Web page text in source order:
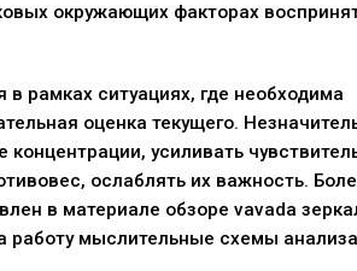
окружающих факторах
рамках ситуациях, где необходима
оценка текущего.
усиливать
ослаблять их важность.
в материале обзоре vavada
работу мыслительные схемы